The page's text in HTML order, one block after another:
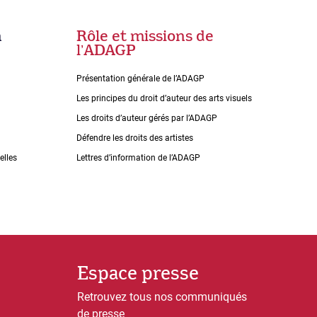
Rôle et missions de
lʼADAGP
Présentation générale de l’ADAGP
Les principes du droit dʼauteur des arts visuels
Les droits dʼauteur gérés par lʼADAGP
Défendre les droits des artistes
Lettres dʼinformation de lʼADAGP
Espace presse
Retrouvez tous nos communiqués
de presse